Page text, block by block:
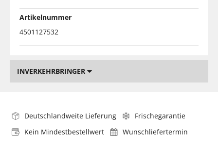
Artikelnummer
4501127532
INVERKEHRBRINGER
Deutschlandweite Lieferung
Frischegarantie
Kein Mindestbestellwert
Wunschliefertermin